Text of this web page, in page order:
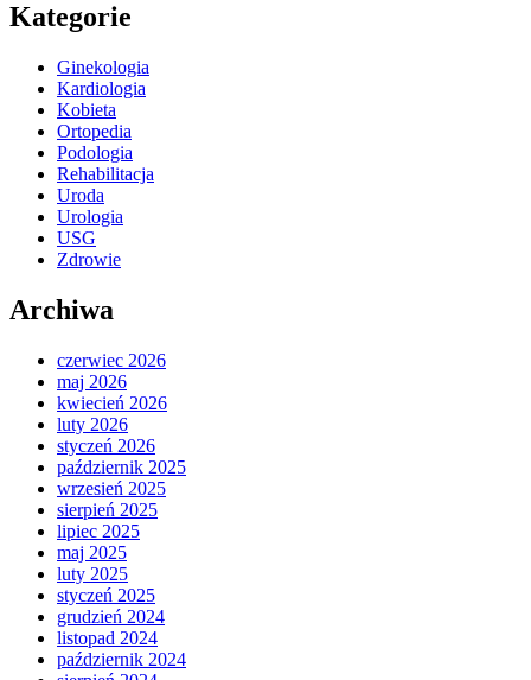
Kategorie
Ginekologia
Kardiologia
Kobieta
Ortopedia
Podologia
Rehabilitacja
Uroda
Urologia
USG
Zdrowie
Archiwa
czerwiec 2026
maj 2026
kwiecień 2026
luty 2026
styczeń 2026
październik 2025
wrzesień 2025
sierpień 2025
lipiec 2025
maj 2025
luty 2025
styczeń 2025
grudzień 2024
listopad 2024
październik 2024